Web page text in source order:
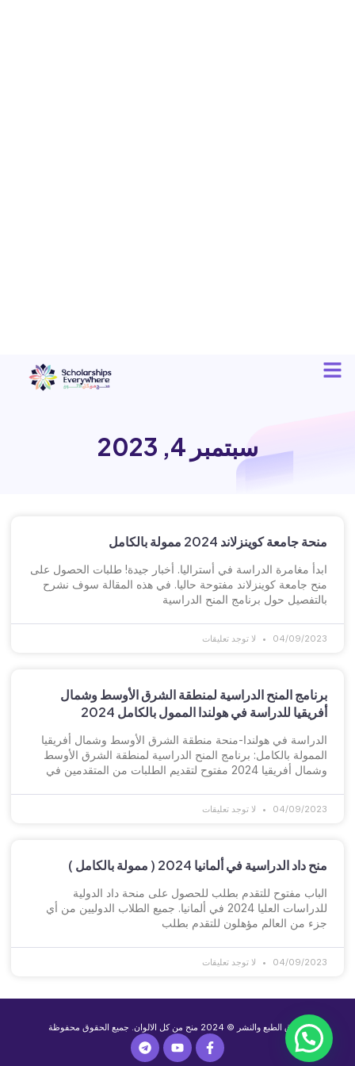
سبتمبر 4, 2023
منحة جامعة كوينزلاند 2024 ممولة بالكامل
ابدأ مغامرة الدراسة في أستراليا. أخبار جيدة! طلبات الحصول على
منح جامعة كوينزلاند مفتوحة حاليا. في هذه المقالة سوف نشرح
بالتفصيل حول برنامج المنح الدراسية
04/09/2023 لا توجد تعليقات
برنامج المنح الدراسية لمنطقة الشرق الأوسط وشمال
أفريقيا للدراسة في هولندا الممول بالكامل 2024
الدراسة في هولندا-منحة منطقة الشرق الأوسط وشمال أفريقيا
الممولة بالكامل: برنامج المنح الدراسية لمنطقة الشرق الأوسط
وشمال أفريقيا 2024 مفتوح لتقديم الطلبات من المتقدمين في
04/09/2023 لا توجد تعليقات
منح داد الدراسية في ألمانيا 2024 ( ممولة بالكامل )
الباب مفتوح للتقدم بطلب للحصول على منحة داد الدولية
للدراسات العليا 2024 في ألمانيا. جميع الطلاب الدوليين من أي
جزء من العالم مؤهلون للتقدم بطلب
04/09/2023 لا توجد تعليقات
حقوق الطبع والنشر © 2024 منح من كل الالوان. جميع الحقوق محفوظة